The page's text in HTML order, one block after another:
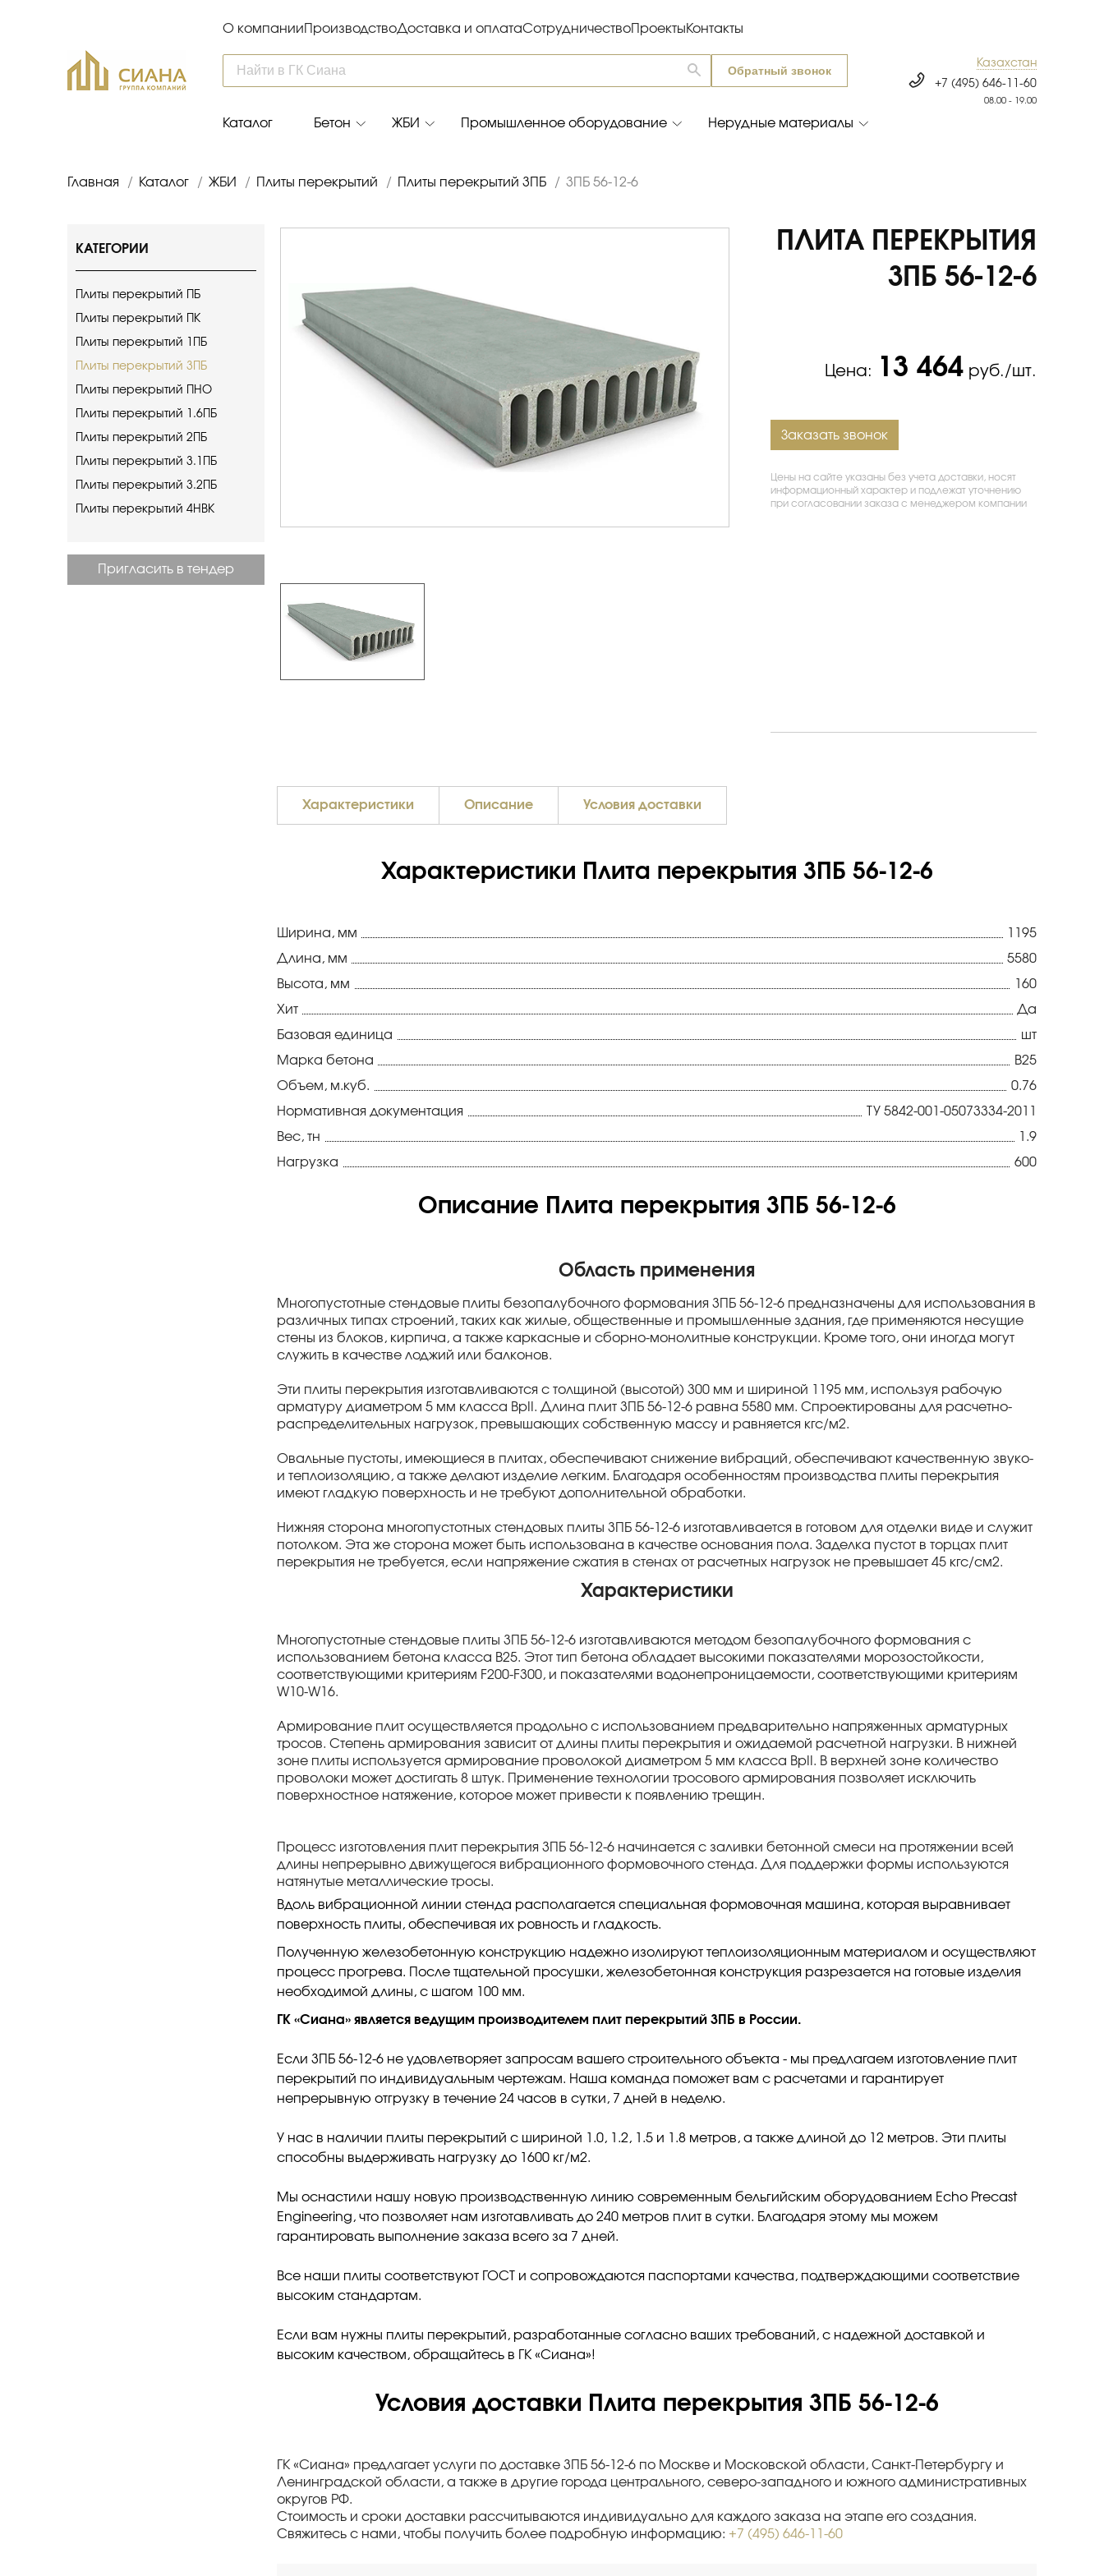
О компании ПроизводствоДоставка и оплатаСотрудничествоПроектыКонтакты
Обратный звонок
Казахстан
+7 (495) 646-11-60
08.00 - 19.00
Каталог Бетон ЖБИ Промышленное оборудование Нерудные материалы
Главная / Каталог / ЖБИ / Плиты перекрытий / Плиты перекрытий 3ПБ / 3ПБ 56-12-6
КАТЕГОРИИ
Плиты перекрытий ПБ
Плиты перекрытий ПК
Плиты перекрытий 1ПБ
Плиты перекрытий 3ПБ
Плиты перекрытий ПНО
Плиты перекрытий 1.6ПБ
Плиты перекрытий 2ПБ
Плиты перекрытий 3.1ПБ
Плиты перекрытий 3.2ПБ
Плиты перекрытий 4НВК
Пригласить в тендер
ПЛИТА ПЕРЕКРЫТИЯ
3ПБ 56-12-6
Цена: 13 464 руб./шт.
Заказать звонок
Цены на сайте указаны без учета доставки, носят
информационный характер и подлежат уточнению
при согласовании заказа с менеджером компании
Характеристики Описание Условия доставки
Характеристики Плита перекрытия 3ПБ 56-12-6
Ширина, мм
1195
Длина, мм
5580
Высота, мм
160
Хит
Да
Базовая единица
шт
Марка бетона
В25
Объем, м.куб.
0.76
Нормативная документация
ТУ 5842-001-05073334-2011
Вес, тн
1.9
Нагрузка
600
Описание Плита перекрытия 3ПБ 56-12-6
Область применения
Многопустотные стендовые плиты безопалубочного формования 3ПБ 56-12-6 предназначены для использования в
различных типах строений, таких как жилые, общественные и промышленные здания, где применяются несущие
стены из блоков, кирпича, а также каркасные и сборно-монолитные конструкции. Кроме того, они иногда могут
служить в качестве лоджий или балконов.
Эти плиты перекрытия изготавливаются с толщиной (высотой) 300 мм и шириной 1195 мм, используя рабочую
арматуру диаметром 5 мм класса BpII. Длина плит 3ПБ 56-12-6 равна 5580 мм. Спроектированы для расчетно-
распределительных нагрузок, превышающих собственную массу и равняется кгс/м2.
Овальные пустоты, имеющиеся в плитах, обеспечивают снижение вибраций, обеспечивают качественную звуко-
и теплоизоляцию, а также делают изделие легким. Благодаря особенностям производства плиты перекрытия
имеют гладкую поверхность и не требуют дополнительной обработки.
Нижняя сторона многопустотных стендовых плиты 3ПБ 56-12-6 изготавливается в готовом для отделки виде и служит
потолком. Эта же сторона может быть использована в качестве основания пола. Заделка пустот в торцах плит
перекрытия не требуется, если напряжение сжатия в стенах от расчетных нагрузок не превышает 45 кгс/см2.
Характеристики
Многопустотные стендовые плиты 3ПБ 56-12-6 изготавливаются методом безопалубочного формования с
использованием бетона класса В25. Этот тип бетона обладает высокими показателями морозостойкости,
соответствующими критериям F200-F300, и показателями водонепроницаемости, соответствующими критериям
W10-W16.
Армирование плит осуществляется продольно с использованием предварительно напряженных арматурных
тросов. Степень армирования зависит от длины плиты перекрытия и ожидаемой расчетной нагрузки. В нижней
зоне плиты используется армирование проволокой диаметром 5 мм класса BpII. В верхней зоне количество
проволоки может достигать 8 штук. Применение технологии тросового армирования позволяет исключить
поверхностное натяжение, которое может привести к появлению трещин.
Процесс изготовления плит перекрытия 3ПБ 56-12-6 начинается с заливки бетонной смеси на протяжении всей
длины непрерывно движущегося вибрационного формовочного стенда. Для поддержки формы используются
натянутые металлические тросы.
Вдоль вибрационной линии стенда располагается специальная формовочная машина, которая выравнивает
поверхность плиты, обеспечивая их ровность и гладкость.
Полученную железобетонную конструкцию надежно изолируют теплоизоляционным материалом и осуществляют
процесс прогрева. После тщательной просушки, железобетонная конструкция разрезается на готовые изделия
необходимой длины, с шагом 100 мм.
ГК «Сиана» является ведущим производителем плит перекрытий 3ПБ в России.
Если 3ПБ 56-12-6 не удовлетворяет запросам вашего строительного объекта - мы предлагаем изготовление плит
перекрытий по индивидуальным чертежам. Наша команда поможет вам с расчетами и гарантирует
непрерывную отгрузку в течение 24 часов в сутки, 7 дней в неделю.
У нас в наличии плиты перекрытий с шириной 1.0, 1.2, 1.5 и 1.8 метров, а также длиной до 12 метров. Эти плиты
способны выдерживать нагрузку до 1600 кг/м2.
Мы оснастили нашу новую производственную линию современным бельгийским оборудованием Echo Precast
Engineering, что позволяет нам изготавливать до 240 метров плит в сутки. Благодаря этому мы можем
гарантировать выполнение заказа всего за 7 дней.
Все наши плиты соответствуют ГОСТ и сопровождаются паспортами качества, подтверждающими соответствие
высоким стандартам.
Если вам нужны плиты перекрытий, разработанные согласно ваших требований, с надежной доставкой и
высоким качеством, обращайтесь в ГК «Сиана»!
Условия доставки Плита перекрытия 3ПБ 56-12-6
ГК «Сиана» предлагает услуги по доставке 3ПБ 56-12-6 по Москве и Московской области, Санкт-Петербургу и
Ленинградской области, а также в другие города центрального, северо-западного и южного административных
округов РФ.
Стоимость и сроки доставки рассчитываются индивидуально для каждого заказа на этапе его создания.
Свяжитесь с нами, чтобы получить более подробную информацию: +7 (495) 646-11-60